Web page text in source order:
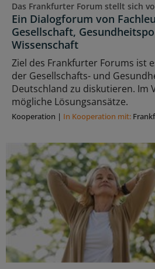
Das Frankfurter Forum stellt sich
Ein Dialogforum von
Gesellschaft,
Wissenschaft
Ziel des Frankfurter Forums ist
der Gesellschafts- und
Deutschland zu diskutieren. Im
mögliche Lösungsansätze.
Kooperation | In Kooperation mit: